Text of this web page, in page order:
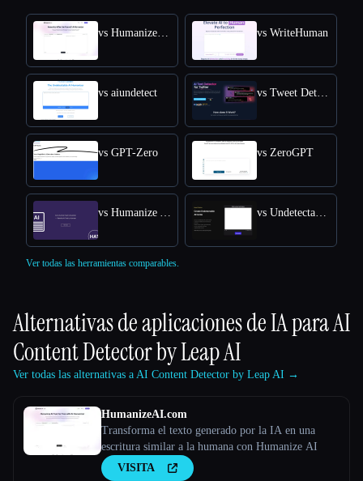
vs HumanizeAI.com vs WriteHuman
vs aiundetect vs Tweet Detective
vs GPT-Zero vs ZeroGPT
vs Humanize AI Text vs Undetectable AI
Ver todas las herramientas comparables.
Alternativas de aplicaciones de IA paraAI
Content Detector by Leap AI
Ver todas las alternativas a AI Content Detector by Leap AI →
HumanizeAI.com
Transforma el texto generado por la IA en una
escritura similar a la humana con Humanize AI
VISITA